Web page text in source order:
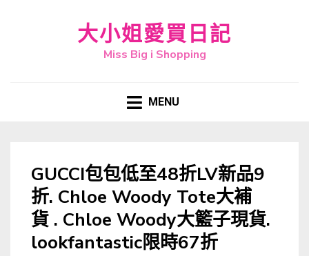
大小姐愛買日記
Miss Big i Shopping
MENU
GUCCI包包低至48折LV新品9
折. Chloe Woody Tote大補
貨 . Chloe Woody大籃子現貨.
lookfantastic限時67折